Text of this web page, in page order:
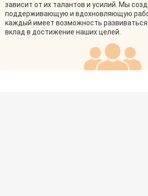
зависит от их талантов и усилий. Мы
поддерживающую и вдохновляющую
каждый имеет возможность развиваться
вклад в достижение наших целей.